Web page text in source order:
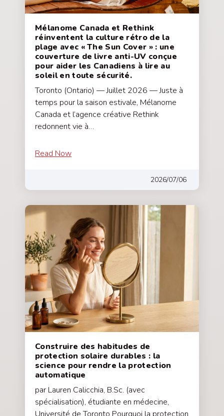
Mélanome Canada et Rethink
réinventent la culture rétro de la
plage avec « The Sun Cover » : une
couverture de livre anti-UV conçue
pour aider les Canadiens à lire au
soleil en toute sécurité.
Toronto (Ontario) — Juillet 2026 — Juste à
temps pour la saison estivale, Mélanome
Canada et l’agence créative Rethink
redonnent vie à…
Read Now
2026/07/06
Construire des habitudes de
protection solaire durables : la
science pour rendre la protection
automatique
par Lauren Calicchia, B.Sc. (avec
spécialisation), étudiante en médecine,